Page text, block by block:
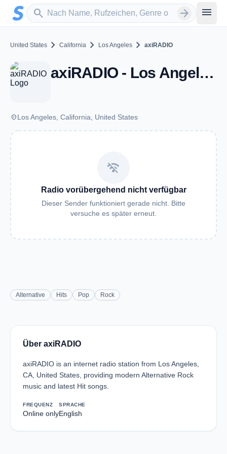
Zum Hauptinhalt springen
search
Sender suchen arrow_forward menu
United States chevron_right California chevron_right Los Angeles chevron_right axiRADIO
axiRADIO - Los Angeles, CA
placeLos Angeles, California, United States
wifi_off
Radio vorübergehend nicht verfügbar
Dieser Sender funktioniert gerade nicht. Bitte
versuche es später erneut.
Alternative Hits Pop Rock
Über axiRADIO
axiRADIO is an internet radio station from Los Angeles,
CA, United States, providing modern Alternative Rock
music and latest Hit songs.
FREQUENZ
Online only
SPRACHE
English